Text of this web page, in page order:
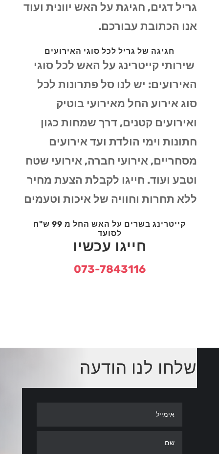
גריל דגים, חגיגת על האש יוונית ועוד
אנו הכתובת עבורכם.
חגיגה של גריל לכל סוגי האירועים
שירותי קייטרינג על האש לכל סוגי
האירועים: יש לנו סל פתרונות לכל
סוג אירוע החל מאירועי בוטיק
ואירועים קטנים, דרך שמחות כגון
חתונות וימי הולדת ועד אירועים
מסחריים, אירועי חברה, אירועי שטח
וטבע ועוד. חייגו לקבלת הצעת מחיר
ללא תחרות וחוויה של איכות וטעמים
קייטרינג בשרים על האש החל מ 99 ש"ח
לסועד
חייגו עכשיו
073-7843116
שלחו לנו הודעה